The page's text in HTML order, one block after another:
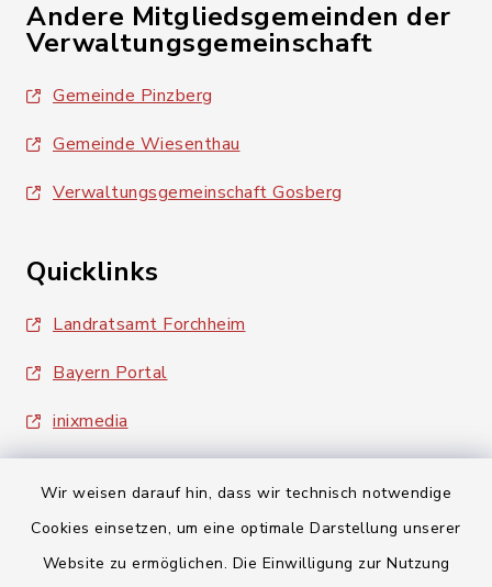
Wir weisen darauf hin, dass wir technisch notwendige
Cookies einsetzen, um eine optimale Darstellung unserer
Website zu ermöglichen. Die Einwilligung zur Nutzung
Andere Mitgliedsgemeinden der
Verwaltungsgemeinschaft
Gemeinde Pinzberg
Gemeinde Wiesenthau
Verwaltungsgemeinschaft Gosberg
Quicklinks
Landratsamt Forchheim
Bayern Portal
inixmedia